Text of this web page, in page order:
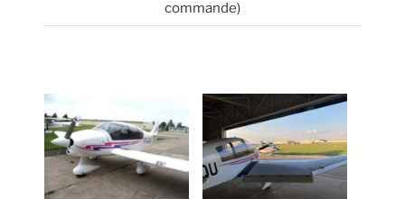
commande)